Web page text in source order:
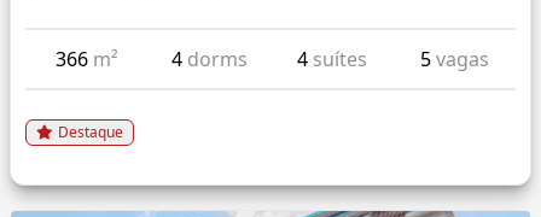
366 m² 4 dorms 4 suítes 5vagas
Destaque